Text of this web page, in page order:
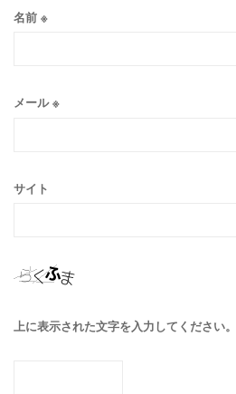
名前 ※
メール※
サイト
上に表示された文字を入力してください。